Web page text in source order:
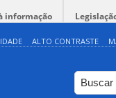
informação
ALTO CONTRASTE